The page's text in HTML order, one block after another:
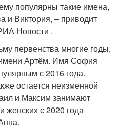
популярны такие имена,
и Виктория, – приводит
Новости .
первенства многие годы,
имени Артём. Имя София
с 2016 года.
остается неизменной
и Максим занимают
женских с 2020 года